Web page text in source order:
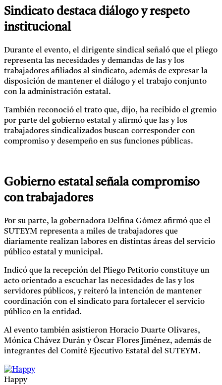
Sindicato destaca diálogo y respeto
institucional
Durante el evento, el dirigente sindical señaló que el pliego
representa las necesidades y demandas de las y los
trabajadores afiliados al sindicato, además de expresar la
disposición de mantener el diálogo y el trabajo conjunto
con la administración estatal.
También reconoció el trato que, dijo, ha recibido el gremio
por parte del gobierno estatal y afirmó que las y los
trabajadores sindicalizados buscan corresponder con
compromiso y desempeño en sus funciones públicas.
Gobierno estatal señala compromiso
con trabajadores
Por su parte, la gobernadora Delfina Gómez afirmó que el
SUTEYM representa a miles de trabajadores que
diariamente realizan labores en distintas áreas del servicio
público estatal y municipal.
Indicó que la recepción del Pliego Petitorio constituye un
acto orientado a escuchar las necesidades de las y los
servidores públicos, y reiteró la intención de mantener
coordinación con el sindicato para fortalecer el servicio
público en la entidad.
Al evento también asistieron Horacio Duarte Olivares,
Mónica Chávez Durán y Óscar Flores Jiménez, además de
integrantes del Comité Ejecutivo Estatal del SUTEYM.
Happy